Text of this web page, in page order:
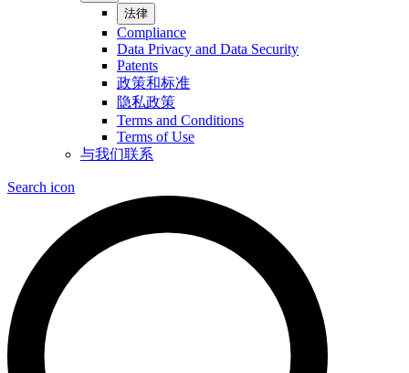
法律
Compliance
Data Privacy and Data Security
Patents
政策和标准
隐私政策
Terms and Conditions
Terms of Use
与我们联系
Search icon